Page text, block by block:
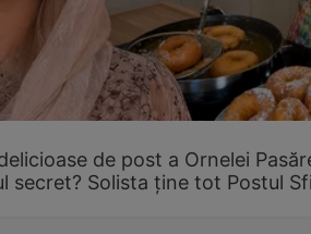
de post a Ornelei
secret? Solista ține tot Postul